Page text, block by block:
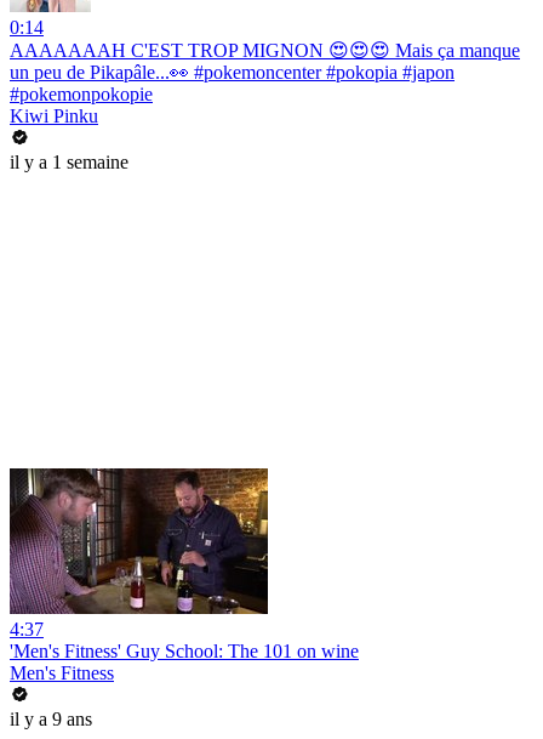
0:14
AAAAAAAH C'EST TROP MIGNON 😍😍😍 Mais ça manque
un peu de Pikapâle...👀 #pokemoncenter #pokopia #japon
#pokemonpokopie
Kiwi Pinku
il y a 1 semaine
4:37
'Men's Fitness' Guy School: The 101 on wine
Men's Fitness
il y a 9 ans